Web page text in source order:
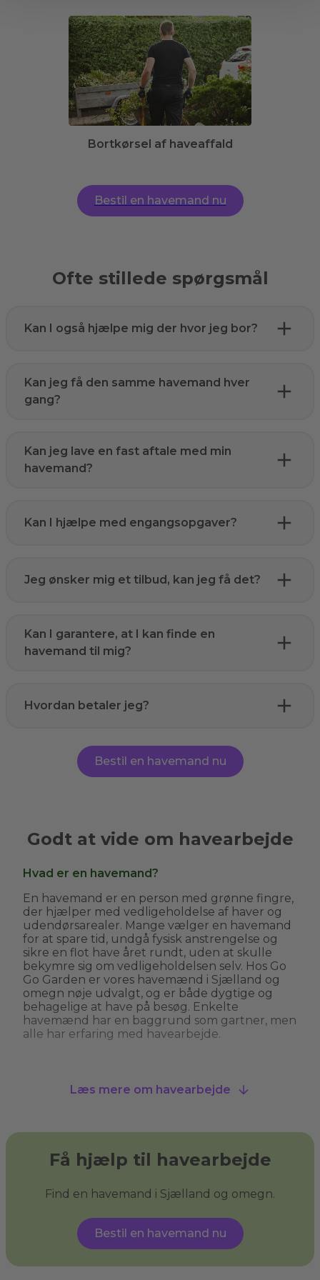
Bortkørsel af haveaffald
Bestil en havemand nu
Ofte stillede spørgsmål
Kan I også hjælpe mig der hvor jeg bor?
Kan jeg få den samme havemand hver
gang?
Kan jeg lave en fast aftale med min
havemand?
Kan I hjælpe med engangsopgaver?
Jeg ønsker mig et tilbud, kan jeg få det?
Kan I garantere, at I kan finde en
havemand til mig?
Hvordan betaler jeg?
Bestil en havemand nu
Godt at vide om havearbejde
Hvad er en havemand?
En havemand er en person med grønne fingre,
der hjælper med vedligeholdelse af haver og
udendørsarealer. Mange vælger en havemand
for at spare tid, undgå fysisk anstrengelse og
sikre en flot have året rundt, uden at skulle
bekymre sig om vedligeholdelsen selv. Hos Go
Go Garden er vores havemænd i Sjælland og
omegn nøje udvalgt, og er både dygtige og
behagelige at have på besøg. Enkelte
havemænd har en baggrund som gartner, men
alle har erfaring med havearbejde.
En havemand kan hjælpe med alt fra
beskæring af træer. Nogle havemænd i
Sjælland og omegn tilbyder også specialiserede
services som træfældning, fliserens og
havehjælp, så du kan få den have, du drømmer
om, og sikre, at din have ser velplejet ud uden
at du behøver at løfte en finger.
Hvad er haveservice?
Læs mere om havearbejde
Få hjælp til havearbejde
Find en havemand i Sjælland og omegn.
Bestil en havemand nu